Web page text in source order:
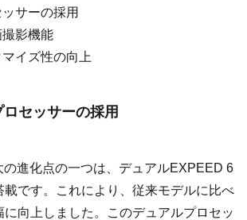
サーの採用
影機能
イズ性の向上
セッサーの採用
の進化点の一つは、デュアルEXPEED 6
載です。これにより、従来モデルに比べ
向上しました。このデュアルプロセッ